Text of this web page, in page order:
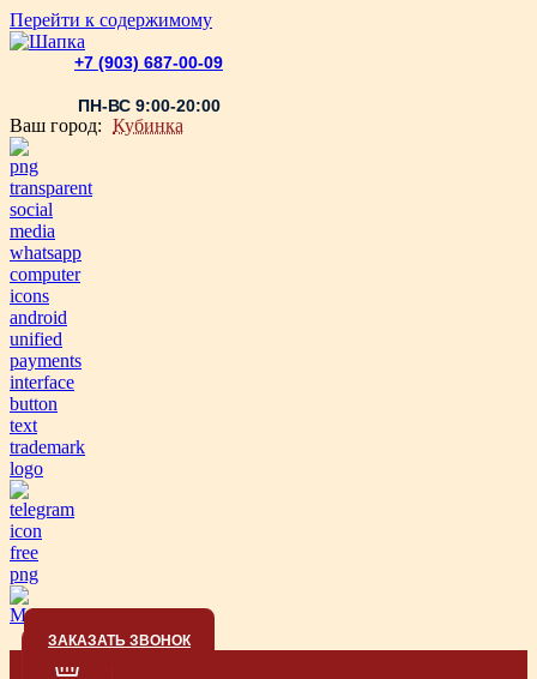
Перейти к содержимому
+7 (903) 687-00-09
ПН-ВС 9:00-20:00
Ваш город: Кубинка
ЗАКАЗАТЬ ЗВОНОК